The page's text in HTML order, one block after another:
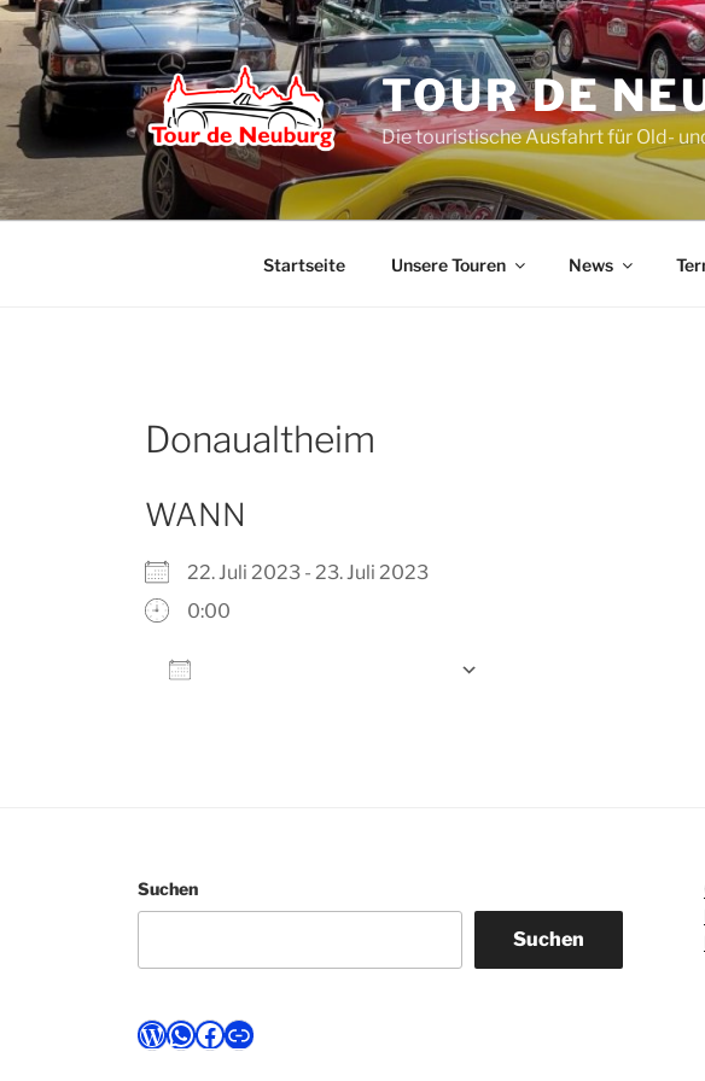
Zum
Inhalt
springen
TOUR DE
Die touristische Ausfahrt für Old-
Startseite Unsere Touren News
Donaualtheim
WANN
22. Juli 2023 - 23. Juli 2023
0:00
Suchen
Suchen
WordPress
WhatsApp
Facebook
Link